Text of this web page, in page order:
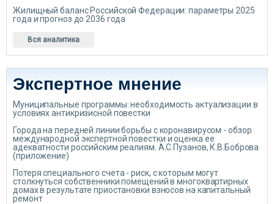
Жилищный баланс Российской Федерации: параметры 2025
года и прогноз до 2036 года
Вся аналитика
Экспертное мнение
Муниципальные программы: необходимость актуализации в
условиях антикризисной повестки
Города на передней линии борьбы с коронавирусом - обзор
международной экспертной повестки и оценка ее
адекватности российским реалиям. А.С.Пузанов, К.В.Боброва
(приложение)
Потеря специального счета - риск, с которым могут
столкнуться собственники помещений в многоквартирных
домах в результате приостановки взносов на капитальный
ремонт